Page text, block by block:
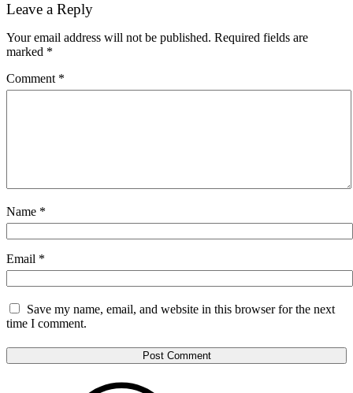
Leave a Reply
Your email address will not be published. Required fields are
marked *
Comment *
Name *
Email *
Save my name, email, and website in this browser for the next
time I comment.